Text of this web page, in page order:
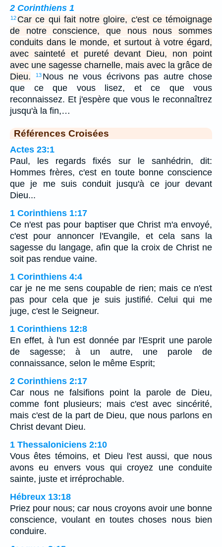
2 Corinthiens 1
12 Car ce qui fait notre gloire, c'est ce témoignage
de notre conscience, que nous nous sommes
conduits dans le monde, et surtout à votre égard,
avec sainteté et pureté devant Dieu, non point
avec une sagesse charnelle, mais avec la grâce de
Dieu.
13 Nous ne vous écrivons pas autre chose
que ce que vous lisez, et ce que vous
reconnaissez. Et j'espère que vous le reconnaîtrez
jusqu'à la fin,…
Références Croisées
Actes 23:1
Paul, les regards fixés sur le sanhédrin, dit:
Hommes frères, c'est en toute bonne conscience
que je me suis conduit jusqu'à ce jour devant
Dieu...
1 Corinthiens 1:17
Ce n'est pas pour baptiser que Christ m'a envoyé,
c'est pour annoncer l'Evangile, et cela sans la
sagesse du langage, afin que la croix de Christ ne
soit pas rendue vaine.
1 Corinthiens 4:4
car je ne me sens coupable de rien; mais ce n'est
pas pour cela que je suis justifié. Celui qui me
juge, c'est le Seigneur.
1 Corinthiens 12:8
En effet, à l'un est donnée par l'Esprit une parole
de sagesse; à un autre, une parole de
connaissance, selon le même Esprit;
2 Corinthiens 2:17
Car nous ne falsifions point la parole de Dieu,
comme font plusieurs; mais c'est avec sincérité,
mais c'est de la part de Dieu, que nous parlons en
Christ devant Dieu.
1 Thessaloniciens 2:10
Vous êtes témoins, et Dieu l'est aussi, que nous
avons eu envers vous qui croyez une conduite
sainte, juste et irréprochable.
Hébreux 13:18
Priez pour nous; car nous croyons avoir une bonne
conscience, voulant en toutes choses nous bien
conduire.